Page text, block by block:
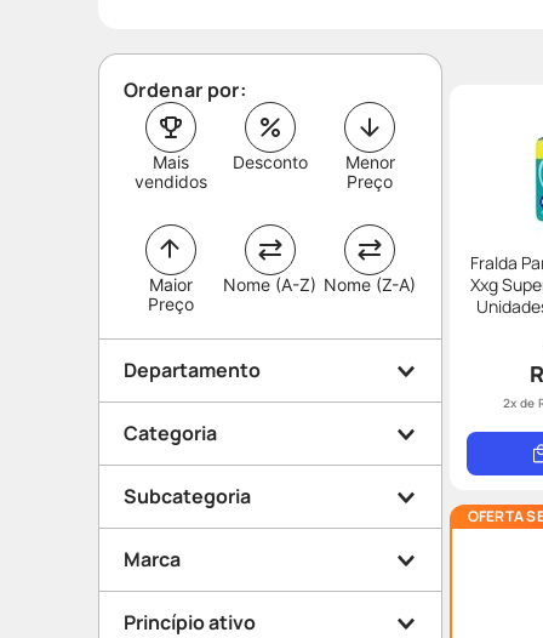
Ordenar por:
Mais
vendidos
Desconto
Maior
Preço
Menor
Preço
Nome (A-Z) Nome (Z-A)
Departamento
Higiene
Mamãe e Bebê
Medicamentos
Beleza e Proteção
Dermocosméticos
Categoria
Desodorante
Fraldas
Corpo
Subcategoria
Aerossol
Marca
Princípio ativo
Fralda
Xxg
Unidades
2x de
OFERTA